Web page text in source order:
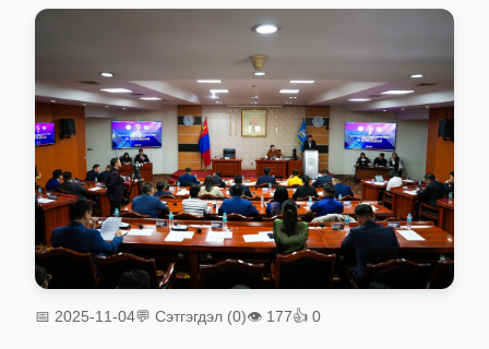
📅 2025-11-04💬 Сэтгэгдэл (0)👁 177👍 0